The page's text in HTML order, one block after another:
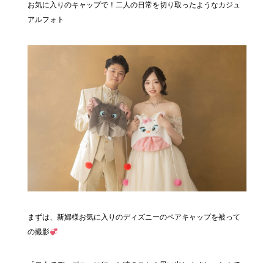
お気に入りのキャップで！二人の日常を切り取ったようなカジュ
アルフォト
まずは、新婦様お気に入りのディズニーのペアキャップを被って
の撮影